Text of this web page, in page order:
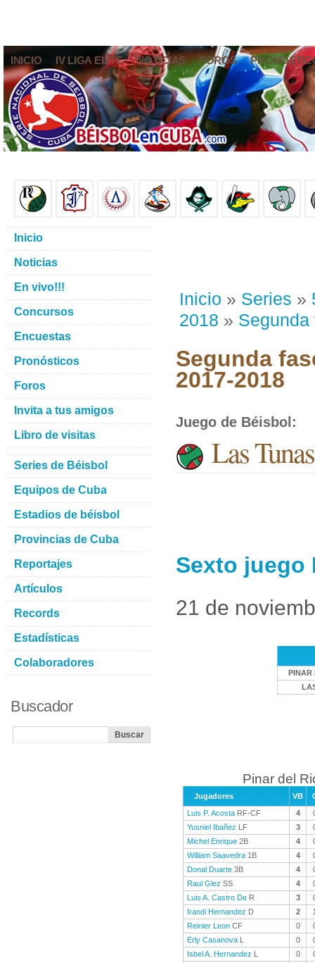
INICIO IV LIGA ELITE NOTICIAS FOROS
Inicio » Series »
2018 » Segunda
Segunda
2017-2018
Juego de Béisbol :
Las
Sexto juego
21 de
PINAR
Pinar del
Jugadores VB
Luis P. Acosta RF-CF 4
Yusniel Ibañez LF 3
Michel Enrique 2B 4
William Saavedra 1B 4
Donal Duarte 3B 4
Raul Glez SS 4
Luis A. Castro De R 3
Irandi Hernandez D 2
Reinier Leon CF 0
Erly Casanova L 0
Isbel A. Hernandez L 0
Inicio
Noticias
En vivo!!!
Concursos
Encuestas
Pronósticos
Foros
Invita a tus amigos
Libro de visitas
Series de Béisbol
Equipos de Cuba
Estadios de béisbol
Provincias de Cuba
Reportajes
Artículos
Records
Estadísticas
Colaboradores
Buscador